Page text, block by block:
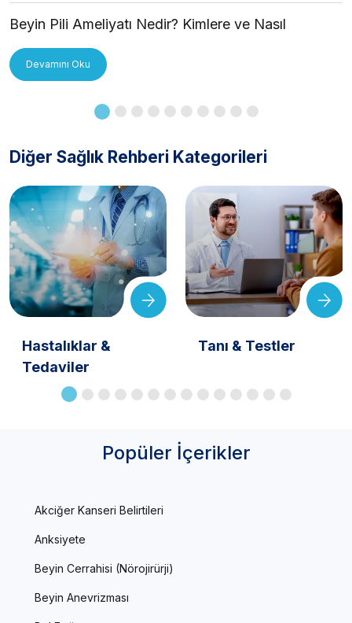
Beyin Pili Ameliyatı Nedir? Kimlere ve Nasıl
Devamını Oku
Diğer Sağlık Rehberi Kategorileri
Hastalıklar &
Tedaviler
Tanı & Testler
Popüler İçerikler
Akciğer Kanseri Belirtileri
Anksiyete
Beyin Cerrahisi (Nörojirürji)
Beyin Anevrizması